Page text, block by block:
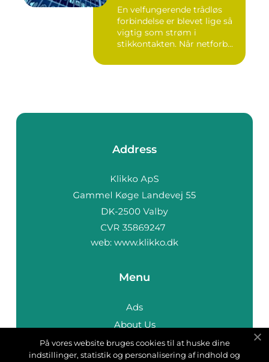
En velfungerende trådløs
forbindelse er blevet lige så
vigtig som strøm i
stikkontakten. Når netforb...
Address
web: www.klikko.dk
Menu
Ads
About Us
Cookies
Contact
På vores website bruges cookies til at huske dine
indstillinger, statistik og personalisering af indhold og